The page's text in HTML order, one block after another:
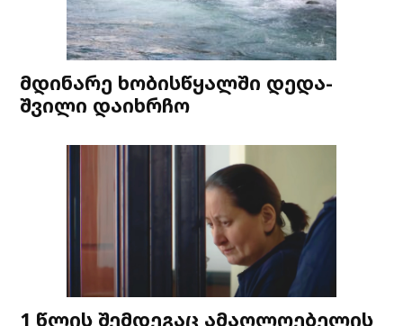
მდინარე ხობისწყალში დედა-
შვილი დაიხრჩო
1 წლის შემდეგაც ამაღლოებელის